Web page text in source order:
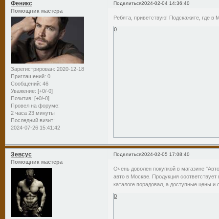
Поделиться2024-02-04 14:36:40
Феникс
Помощник мастера
Зарегистрирован: 2020-12-18
Приглашений: 0
Сообщений: 46
Уважение: [+0/-0]
Позитив: [+0/-0]
Провел на форуме:
2 часа 23 минуты
Последний визит:
2024-07-26 15:41:42
Ребята, приветствую! Подскажите, где в
0
Поделиться2024-02-05 17:08:40
Зевсус
Помощник мастера
Очень доволен покупкой в магазине
авто в Москве. Продукция
каталоге порадовал, а доступные цены и
0